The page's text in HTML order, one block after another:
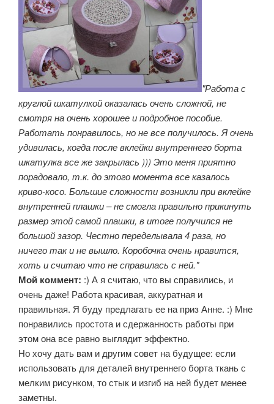
"Работа с
круглой шкатулкой оказалась очень сложной, не
смотря на очень хорошее и подробное пособие.
Работать понравилось, но не все получилось. Я очень
удивилась, когда после вклейки внутреннего борта
шкатулка все же закрылась ))) Это меня приятно
порадовало, т.к. до этого момента все казалось
криво-косо. Большие сложности возникли при вклейке
внутренней плашки – не смогла правильно прикинуть
размер этой самой плашки, в итоге получился не
большой зазор. Честно переделывала 4 раза, но
ничего так и не вышло. Коробочка очень нравится,
хоть и считаю что не справилась с ней."
Мой коммент: :) А я считаю, что вы справились, и
очень даже! Работа красивая, аккуратная и
правильная. Я буду предлагать ее на приз Анне. :) Мне
понравились простота и сдержанность работы при
этом она все равно выглядит эффектно.
Но хочу дать вам и другим совет на будущее: если
использовать для деталей внутреннего борта ткань с
мелким рисунком, то стык и изгиб на ней будет менее
заметны.